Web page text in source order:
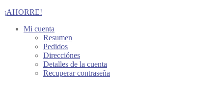
¡AHORRE!
Mi cuenta
Resumen
Pedidos
Direcciónes
Detalles de la cuenta
Recuperar contraseña